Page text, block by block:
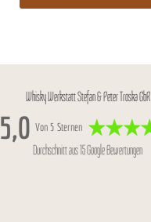
Whisky Werkstatt Stefan & Peter Troska GbR
5,0 Von 5 Sternen
Durchschnitt aus 15 Google Bewertungen